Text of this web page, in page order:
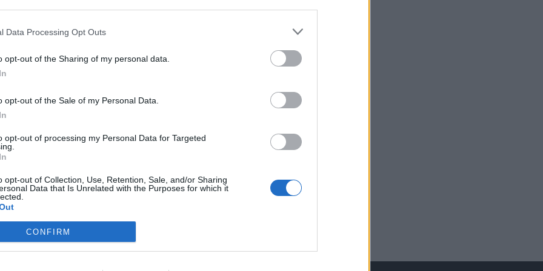
Data Processing Opt Outs
opt-out of the Sharing of my personal data.
opt-out of the Sale of my Personal Data.
opt-out of processing my Personal Data for Targeted
opt-out of Collection, Use, Retention, Sale, and/or Sharing
Data that Is Unrelated with the Purposes for which it
CONFIRM
cikkarchívum
elmúlt 2 év napon belüli
VAGY?